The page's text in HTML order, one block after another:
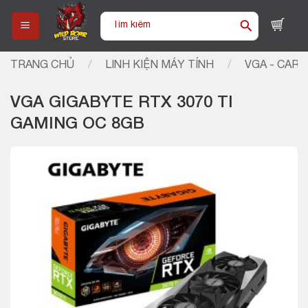
content
Tìm
TRANG CHỦ / LINH KIỆN MÁY TÍNH / VGA -
VGA GIGABYTE RTX 3070 TI
GAMING OC 8GB